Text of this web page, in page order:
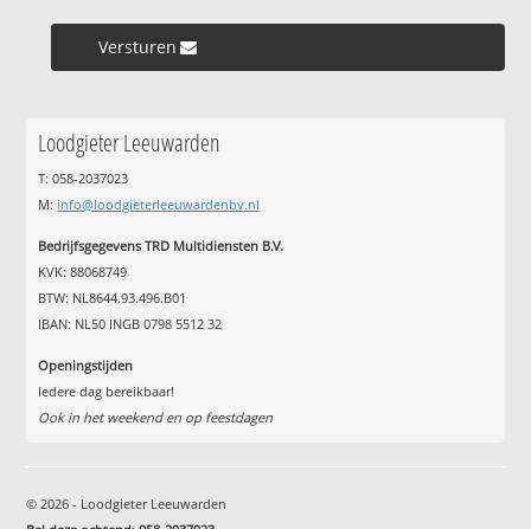
Versturen »
Loodgieter Leeuwarden
T: 058-2037023
M: info@loodgieterleeuwardenbv.nl
Bedrijfsgegevens TRD Multidiensten B.V.
KVK: 88068749
BTW: NL8644.93.496.B01
IBAN: NL50 INGB 0798 5512 32
Openingstijden
Iedere dag bereikbaar!
Ook in het weekend en op feestdagen
© 2026 - Loodgieter Leeuwarden